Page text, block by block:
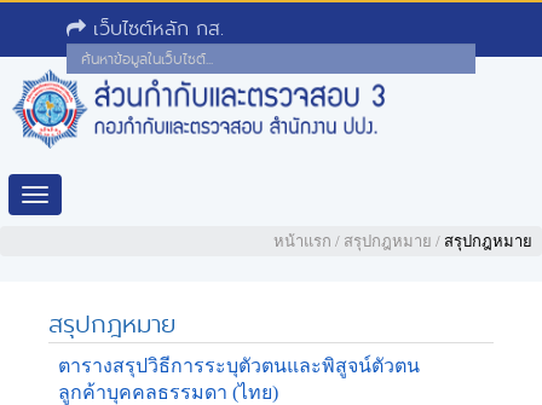
เว็บไซต์หลัก กส.
Toggle
หน้าแรก / สรุปกฎหมาย / สรุปกฎหมาย
สรุปกฎหมาย
ตารางสรุปวิธีการระบุตัวตนและพิสูจน์ตัวตน
ลูกค้าบุคคลธรรมดา (ไทย)